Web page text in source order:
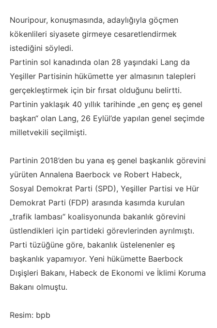
Nouripour, konuşmasında, adaylığıyla göçmen
kökenlileri siyasete girmeye cesaretlendirmek
istediğini söyledi.
Partinin sol kanadında olan 28 yaşındaki Lang da
Yeşiller Partisinin hükümette yer almasının talepleri
gerçekleştirmek için bir fırsat olduğunu belirtti.
Partinin yaklaşık 40 yıllık tarihinde „en genç eş genel
başkan“ olan Lang, 26 Eylül’de yapılan genel seçimde
milletvekili seçilmişti.
Partinin 2018’den bu yana eş genel başkanlık görevini
yürüten Annalena Baerbock ve Robert Habeck,
Sosyal Demokrat Parti (SPD), Yeşiller Partisi ve Hür
Demokrat Parti (FDP) arasında kasımda kurulan
„trafik lambası“ koalisyonunda bakanlık görevini
üstlendikleri için partideki görevlerinden ayrılmıştı.
Parti tüzüğüne göre, bakanlık üstelenenler eş
başkanlık yapamıyor. Yeni hükümette Baerbock
Dışişleri Bakanı, Habeck de Ekonomi ve İklimi Koruma
Bakanı olmuştu.
Resim: bpb